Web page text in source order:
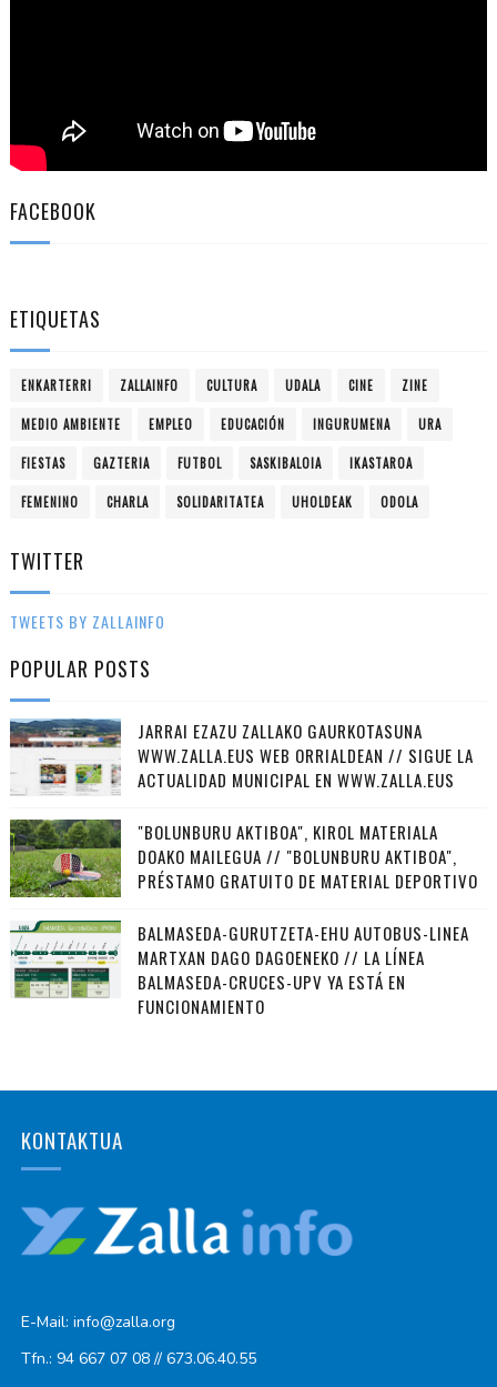
FACEBOOK
ETIQUETAS
ENKARTERRI ZALLAINFO CULTURA UDALA CINE ZINE
MEDIO AMBIENTE EMPLEO EDUCACIÓN INGURUMENA URA
FIESTAS GAZTERIA FUTBOL SASKIBALOIA IKASTAROA
FEMENINO CHARLA SOLIDARITATEA UHOLDEAK ODOLA
TWITTER
TWEETS BY ZALLAINFO
POPULAR POSTS
JARRAI EZAZU ZALLAKO GAURKOTASUNA
WWW.ZALLA.EUS WEB ORRIALDEAN // SIGUE LA
ACTUALIDAD MUNICIPAL EN WWW.ZALLA.EUS
"BOLUNBURU AKTIBOA", KIROL MATERIALA
DOAKO MAILEGUA // "BOLUNBURU AKTIBOA",
PRÉSTAMO GRATUITO DE MATERIAL DEPORTIVO
BALMASEDA-GURUTZETA-EHU AUTOBUS-LINEA
MARTXAN DAGO DAGOENEKO // LA LÍNEA
BALMASEDA-CRUCES-UPV YA ESTÁ EN
FUNCIONAMIENTO
KONTAKTUA
E-Mail: info@zalla.org
Tfn.: 94 667 07 08 // 673.06.40.55